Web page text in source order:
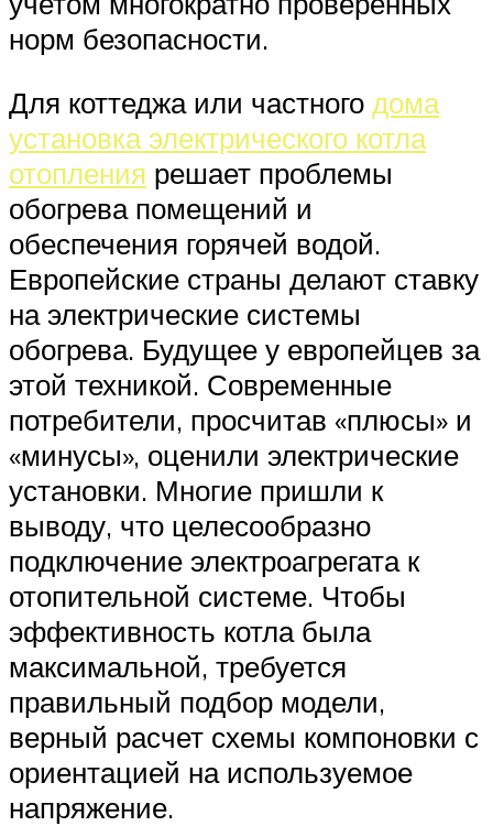
норм безопасности.
Для коттеджа или частного дома
установка электрического котла
отопления решает проблемы
обогрева помещений и
обеспечения горячей водой.
Европейские страны делают ставку
на электрические системы
обогрева. Будущее у европейцев за
этой техникой. Современные
потребители, просчитав «плюсы» и
«минусы», оценили электрические
установки. Многие пришли к
выводу, что целесообразно
подключение электроагрегата к
отопительной системе. Чтобы
эффективность котла была
максимальной, требуется
правильный подбор модели,
верный расчет схемы компоновки с
ориентацией на используемое
напряжение.